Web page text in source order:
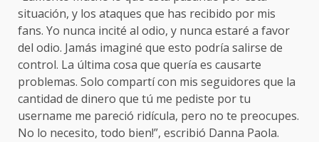
situación, y los ataques que has recibido por mis
fans. Yo nunca incité al odio, y nunca estaré a favor
del odio. Jamás imaginé que esto podría salirse de
control. La última cosa que quería es causarte
problemas. Solo compartí con mis seguidores que la
cantidad de dinero que tú me pediste por tu
username me pareció ridícula, pero no te preocupes.
No lo necesito, todo bien!”, escribió Danna Paola.